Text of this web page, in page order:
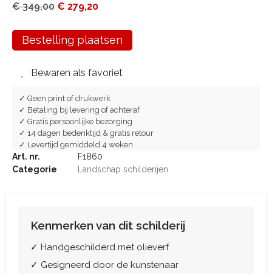
€349,00 € 279,20
Bestelling plaatsen
Bewaren als favoriet
✓ Geen print of drukwerk
✓ Betaling bij levering of achteraf
✓ Gratis persoonlijke bezorging
✓ 14 dagen bedenktijd & gratis retour
✓ Levertijd gemiddeld 4 weken
Art. nr.
F1860
Categorie
Landschap schilderijen
Kenmerken van dit schilderij
✓ Handgeschilderd met olieverf
✓ Gesigneerd door de kunstenaar